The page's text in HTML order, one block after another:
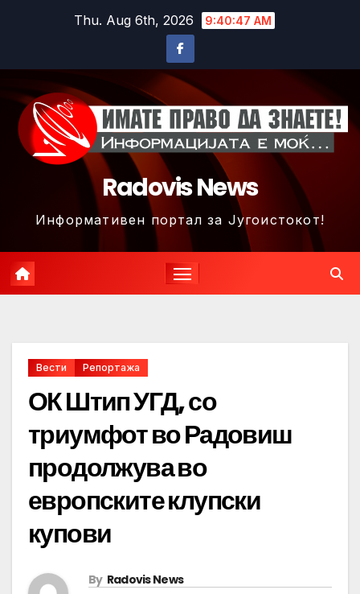
Thu. Aug 6th, 2026 9:40:50 AM
Radovis News
Информативен портал за Југоистокот!
Вести Репортажа
ОК Штип УГД, со
триумфот во Радовиш
продолжува во
европските клупски
купови
By Radovis News